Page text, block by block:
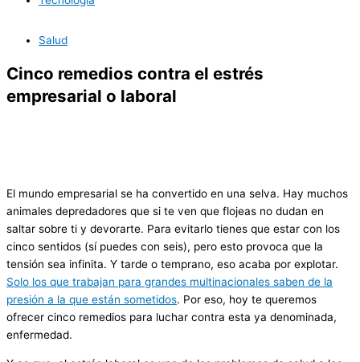
Salud
Cinco remedios contra el estrés
empresarial o laboral
El mundo empresarial se ha convertido en una selva. Hay muchos
animales depredadores que si te ven que flojeas no dudan en
saltar sobre ti y devorarte. Para evitarlo tienes que estar con los
cinco sentidos (sí puedes con seis), pero esto provoca que la
tensión sea infinita. Y tarde o temprano, eso acaba por explotar.
Solo los que trabajan para grandes multinacionales saben de la
presión a la que están sometidos. Por eso, hoy te queremos
ofrecer cinco remedios para luchar contra esta ya denominada,
enfermedad.